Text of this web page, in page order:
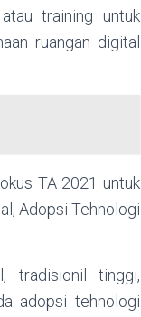
training untuk
ruangan digital
TA 2021 untuk
Adopsi Tehnologi
tradisionil tinggi,
adopsi tehnologi